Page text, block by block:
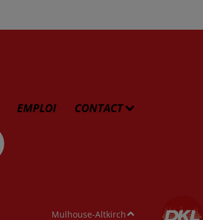
EMPLOI CONTACT
Mulhouse-Altkirch